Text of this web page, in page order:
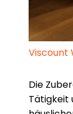
Viscount
Die
Tätigkeit